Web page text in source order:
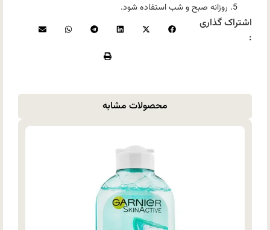
روزانه صبح و شب استفاده شود.
اشتراک گذاری
:
محصولات مشابه